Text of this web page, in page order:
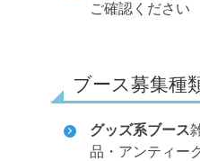
ご確認ください
ブース募集種
グッズ系ブース
品・アンティー